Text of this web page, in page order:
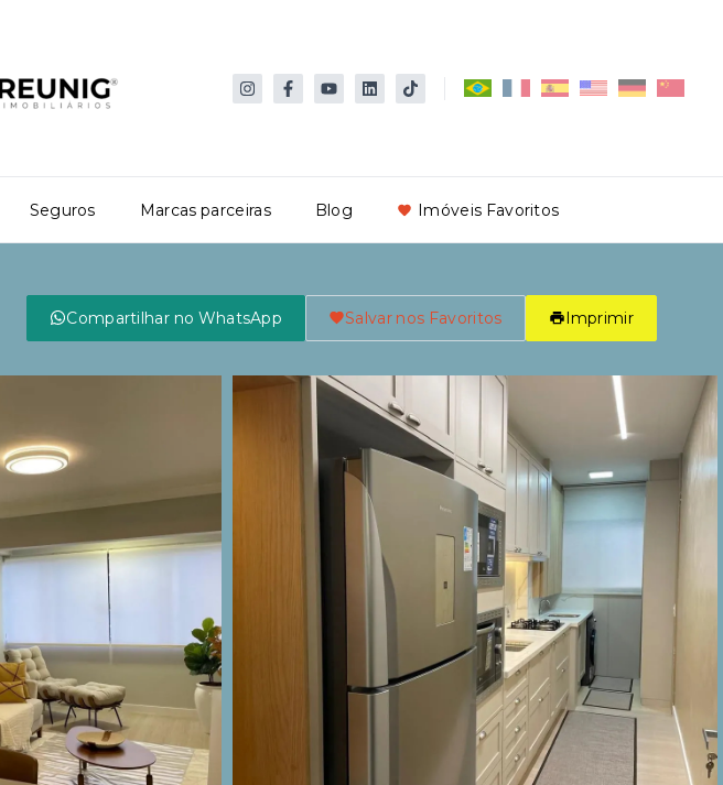
Seguros Marcas parceiras Blog Imóveis Favoritos
Compartilhar no WhatsApp Salvar nos Favoritos Imprimir